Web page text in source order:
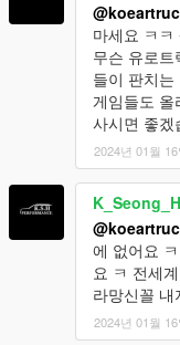
마세요 ㅋ
무슨 유로
들이 판치
게임들도 올
사시면 좋겠
2024년 01월 16
에 없어요
요 ㅋ 전세
라망신꼴 내
2024년 01월 16